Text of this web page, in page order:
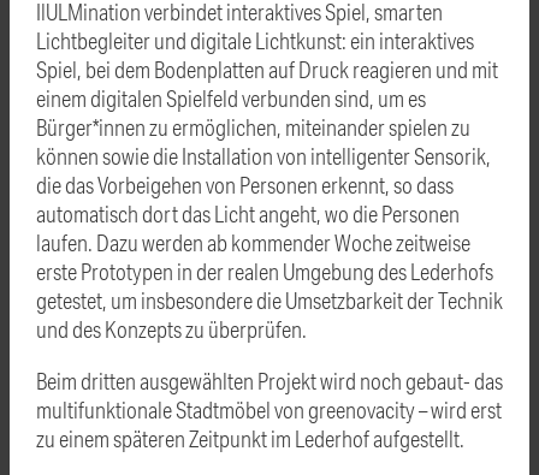
IlULMination verbindet interaktives Spiel, smarten
Lichtbegleiter und digitale Lichtkunst: ein interaktives
Spiel, bei dem Bodenplatten auf Druck reagieren und mit
einem digitalen Spielfeld verbunden sind, um es
Bürger*innen zu ermöglichen, miteinander spielen zu
können sowie die Installation von intelligenter Sensorik,
die das Vorbeigehen von Personen erkennt, so dass
automatisch dort das Licht angeht, wo die Personen
laufen. Dazu werden ab kommender Woche zeitweise
erste Prototypen in der realen Umgebung des Lederhofs
getestet, um insbesondere die Umsetzbarkeit der Technik
und des Konzepts zu überprüfen.
Beim dritten ausgewählten Projekt wird noch gebaut- das
multifunktionale Stadtmöbel von greenovacity – wird erst
zu einem späteren Zeitpunkt im Lederhof aufgestellt.